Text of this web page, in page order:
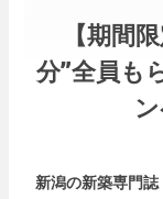
【期間
分”全員も
新潟の新築専門